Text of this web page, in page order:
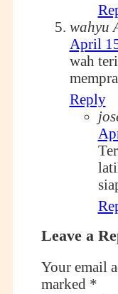
wahyu
April
wah
Reply
Leave a
Your email
marked *